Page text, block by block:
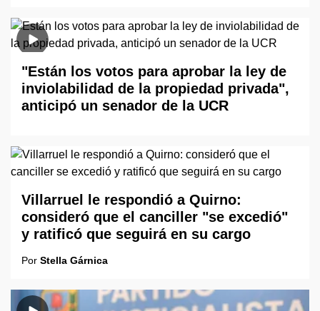
"Están los votos para aprobar la ley de
inviolabilidad de la propiedad privada",
anticipó un senador de la UCR
Villarruel le respondió a Quirno:
consideró que el canciller "se excedió"
y ratificó que seguirá en su cargo
Por Stella Gárnica